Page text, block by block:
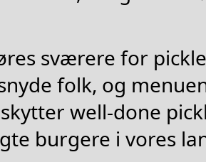
sværere for
folk, og
well-done
burgere i vores